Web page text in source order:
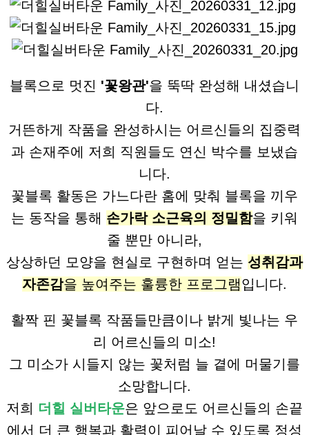
블록으로 멋진 '꽃왕관'을 뚝딱 완성해 내셨습니
다.
거뜬하게 작품을 완성하시는 어르신들의 집중력
과 손재주에 저희 직원들도 연신 박수를 보냈습
니다.
꽃블록 활동은 가느다란 홈에 맞춰 블록을 끼우
는 동작을 통해 손가락 소근육의 정밀함을 키워
줄 뿐만 아니라,
상상하던 모양을 현실로 구현하며 얻는 성취감과
자존감을 높여주는 훌륭한 프로그램입니다.
활짝 핀 꽃블록 작품들만큼이나 밝게 빛나는 우
리 어르신들의 미소!
그 미소가 시들지 않는 꽃처럼 늘 곁에 머물기를
소망합니다.
저희 더힐 실버타운은 앞으로도 어르신들의 손끝
에서 더 큰 행복과 활력이 피어날 수 있도록 정성